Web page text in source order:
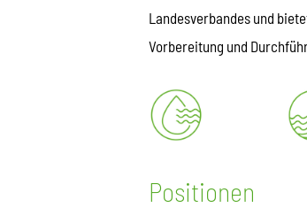
Landesverbandes und
Vorbereitung und
Positionen